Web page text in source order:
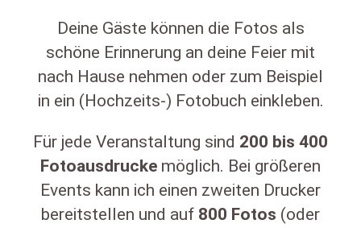
Deine Gäste können die Fotos als
schöne Erinnerung an deine Feier mit
nach Hause nehmen oder zum Beispiel
in ein (Hochzeits-) Fotobuch einkleben.
Für jede Veranstaltung sind 200 bis 400
Fotoausdrucke möglich. Bei größeren
Events kann ich einen zweiten Drucker
bereitstellen und auf 800 Fotos (oder